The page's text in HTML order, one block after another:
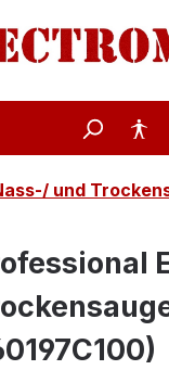
und